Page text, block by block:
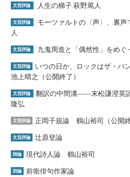
文芸評論 人生の梯子 萩野篤人
文芸評論
モーツァルトの〈声〉、裏
人
文芸評論 九鬼周造と「偶然性」をめぐ
文芸評論
いつの日か、ロックはザ・バ
池上晴之（公開終了）
文芸評論
翻訳の中間溝――末松謙澄英
隆弘
文芸評論 正岡子規論 鶴山裕司（公開終
文芸評論 辻原登論
詩論 現代詩人論 鶴山裕司
詩論 前衛俳句作家論